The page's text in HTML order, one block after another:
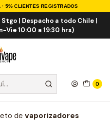
5% CLIENTES REGISTRADOS
Stgo | Despacho a todo Chile |
Vie 10:00 a 19:30 hrs)
0
EXPRESS
de vaporizadores